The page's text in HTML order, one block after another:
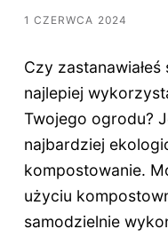
1 CZERWCA 2024
Czy
najlepiej
Twojego ogrodu?
najbardziej
kompostowanie.
użyciu
samodzielnie